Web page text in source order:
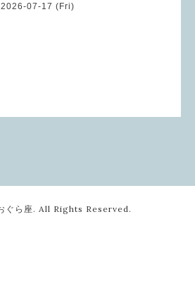
2026-07-17 (Fri)
ぐら座. All Rights Reserved.